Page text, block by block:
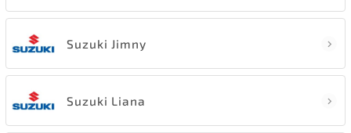
Suzuki Jimny
Suzuki Liana